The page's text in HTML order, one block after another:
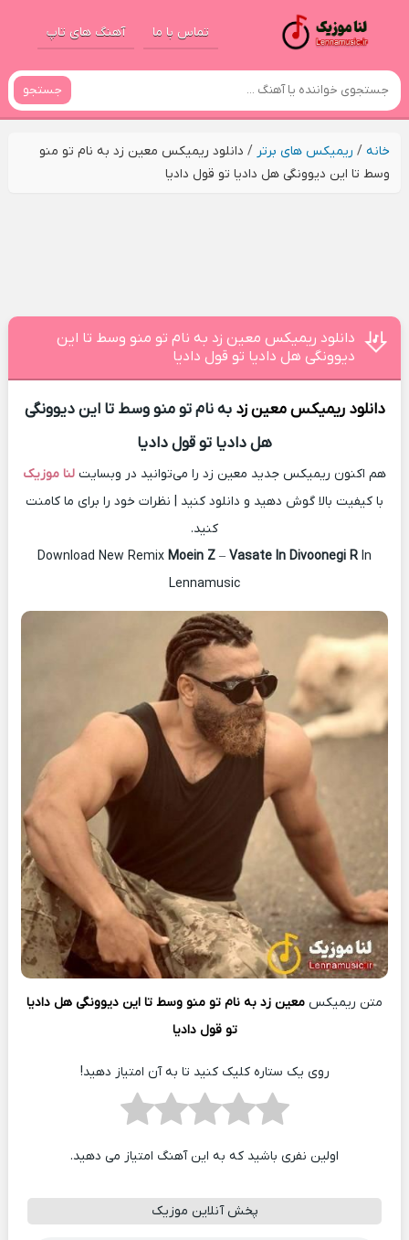
تماس با ما آهنگ های تاپ
جستجو
خانه/ ریمیکس های برتر / دانلود ریمیکس معین زد به نام تو منو
وسط تا این دیوونگی هل دادیا تو قول دادیا
دانلود ریمیکس معین زد به نام تو منو وسط تا این
دیوونگی هل دادیا تو قول دادیا
دانلود ریمیکس معین زد به نام تو منو وسط تا این دیوونگی
هل دادیا تو قول دادیا
هم اکنون ریمیکس جدید معین زد را می‌توانید در وبسایت لنا موزیک
با کیفیت بالا گوش دهید و دانلود کنید | نظرات خود را برای ما کامنت
کنید.
Download New Remix Moein Z – Vasate In Divoonegi R In
Lennamusic
متن ریمیکس معین زد به نام تو منو وسط تا این دیوونگی هل دادیا
تو قول دادیا
روی یک ستاره کلیک کنید تا به آن امتیاز دهید!
اولین نفری باشید که به این آهنگ امتیاز می دهید.
پخش آنلاین موزیک